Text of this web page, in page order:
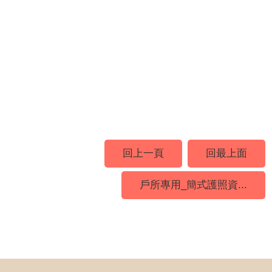
回上一頁 回最上面
戶所專用_簡式護照資...